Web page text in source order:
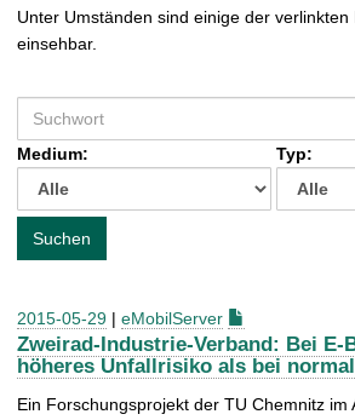
f
e
Unter Umständen sind einige der
einsehbar.
u
c
e
h
:
Medium: Typ:
Suchen
2015-05-29 | eMobilServer
Zweirad-Industrie-Verband: Bei E-
höheres Unfallrisiko als bei
Ein Forschungsprojekt der TU Chemnitz im